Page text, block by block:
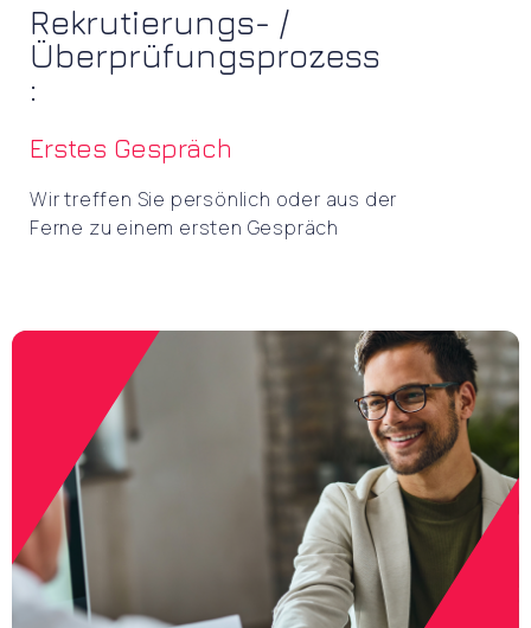
Rekrutierungs- /
Überprüfungsprozess
:
Erstes Gespräch
Wir treffen Sie persönlich oder aus der
Ferne zu einem ersten Gespräch